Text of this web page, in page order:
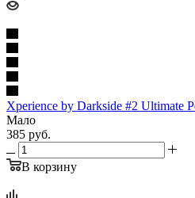
Xperience by Darkside #2 Ultimate
Мало
385 руб.
В корзину